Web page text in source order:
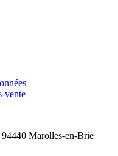
vente
Marolles-en-Brie